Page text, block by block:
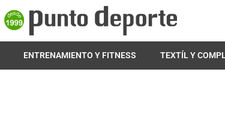
ENTRENAMIENTO Y FITNESS TEXTÍL Y